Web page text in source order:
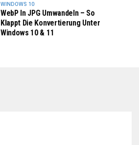
WINDOWS 10
WebP In JPG Umwandeln – So
Klappt Die Konvertierung Unter
Windows 10 & 11